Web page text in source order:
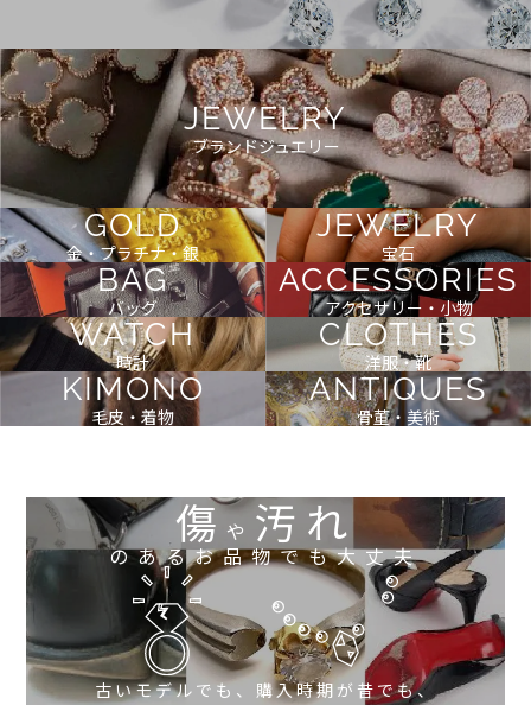
JEWELRY
ブランドジュエリー
GOLD
金・プラチナ・銀
JEWELRY
宝石
BAG
バッグ
ACCESSORIES
アクセサリー・小物
WATCH
時計
CLOTHES
洋服・靴
KIMONO
毛皮・着物
ANTIQUES
骨董・美術
傷や 汚れ
のあるお品物でも大丈夫
古いモデルでも、購入時期が昔でも、